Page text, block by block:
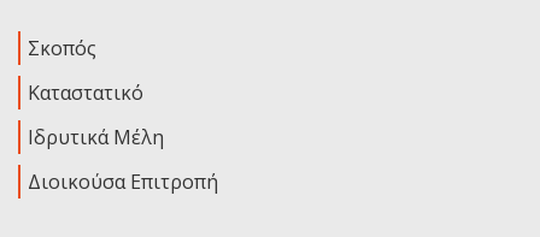
Σκοπός
Καταστατικό
Ιδρυτικά Μέλη
Διοικούσα Επιτροπή